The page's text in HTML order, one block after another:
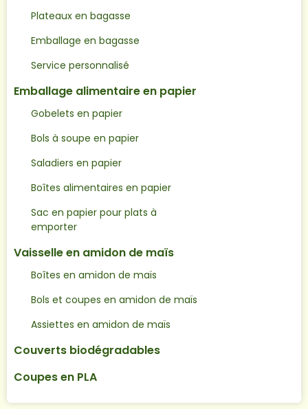
Plateaux en bagasse
Emballage en bagasse
Service personnalisé
Emballage alimentaire en papier
Gobelets en papier
Bols à soupe en papier
Saladiers en papier
Boîtes alimentaires en papier
Sac en papier pour plats à
emporter
Vaisselle en amidon de maïs
Boîtes en amidon de maïs
Bols et coupes en amidon de maïs
Assiettes en amidon de maïs
Couverts biodégradables
Coupes en PLA